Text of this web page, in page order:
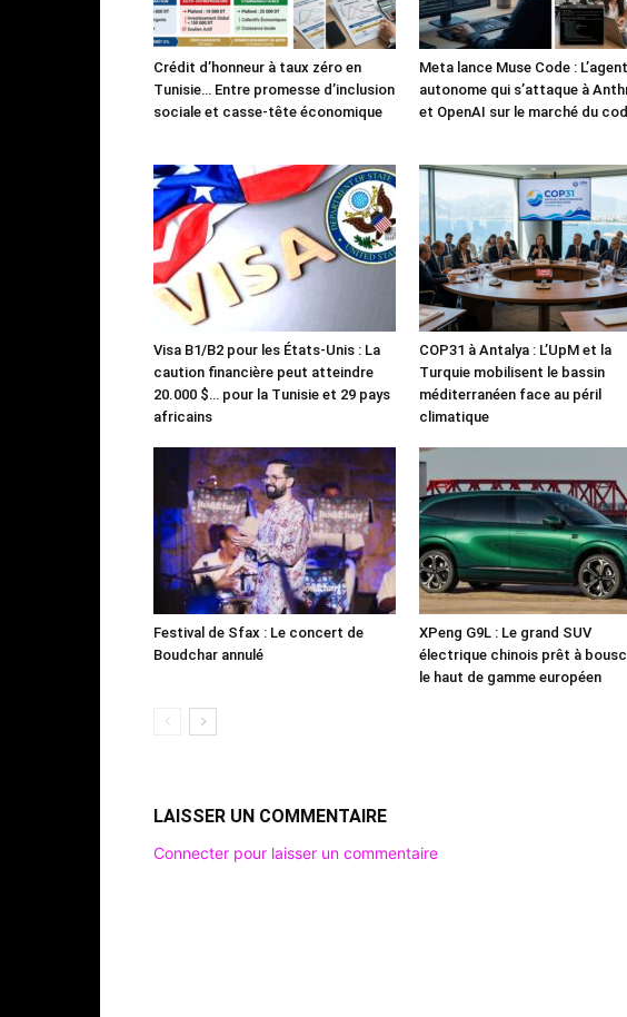
Crédit d’honneur à taux zéro en
Tunisie… Entre promesse d’inclusion
sociale et casse-tête économique
Meta lance Muse Code :
autonome qui s’attaque à
et OpenAI sur le marché du
Visa B1/B2 pour les États-Unis : La
caution financière peut atteindre
20.000 $… pour la Tunisie et 29 pays
africains
COP31 à Antalya : L’UpM et la
Turquie mobilisent le bassin
méditerranéen face au péril
climatique
Festival de Sfax : Le concert de
Boudchar annulé
XPeng G9L : Le grand SUV
électrique chinois prêt à
le haut de gamme européen
LAISSER UN COMMENTAIRE
Connecter pour laisser un commentaire